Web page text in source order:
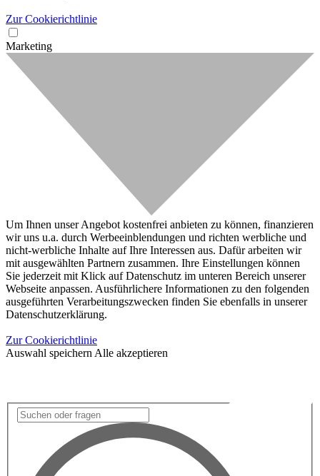
Zur Cookierichtlinie
Marketing
Um Ihnen unser Angebot kostenfrei anbieten zu können, finanzieren
wir uns u.a. durch Werbeeinblendungen und richten werbliche und
nicht-werbliche Inhalte auf Ihre Interessen aus. Dafür arbeiten wir
mit ausgewählten Partnern zusammen. Ihre Einstellungen können
Sie jederzeit mit Klick auf Datenschutz im unteren Bereich unserer
Webseite anpassen. Ausführlichere Informationen zu den folgenden
ausgeführten Verarbeitungszwecken finden Sie ebenfalls in unserer
Datenschutzerklärung.
Zur Cookierichtlinie
Auswahl speichern Alle akzeptieren